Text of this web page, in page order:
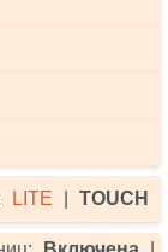
LITE TOUCH